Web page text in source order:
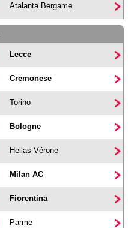
Atalanta Bergame
Lecce
Cremonese
Torino
Bologne
Hellas Vérone
Milan AC
Fiorentina
Parme